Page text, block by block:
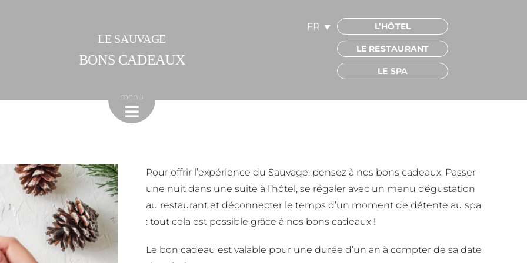
LE SAUVAGE
BONS CADEAUX
FR L’HÔTEL
LE RESTAURANT
LE SPA
menu
Pour offrir l’expérience du Sauvage, pensez à nos bons cadeaux. Passer
une nuit dans une suite à l’hôtel, se régaler avec un menu dégustation
au restaurant et déconnecter le temps d’un moment de détente au spa
: tout cela est possible grâce à nos bons cadeaux !
Le bon cadeau est valable pour une durée d’un an à compter de sa date